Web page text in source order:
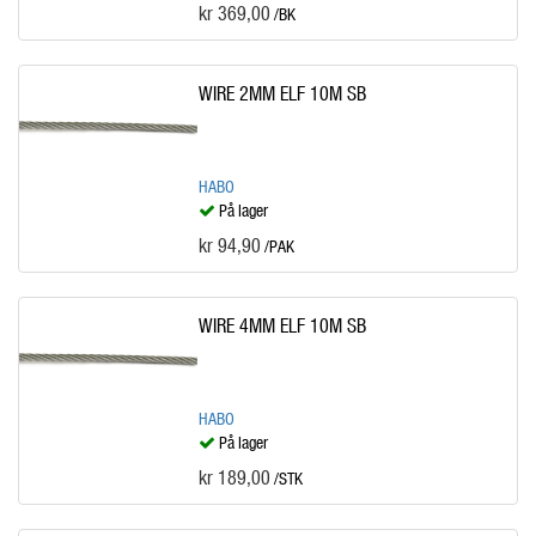
kr 369,00 /BK
WIRE 2MM ELF 10M SB
HABO
På lager
kr 94,90 /PAK
WIRE 4MM ELF 10M SB
HABO
På lager
kr 189,00 /STK